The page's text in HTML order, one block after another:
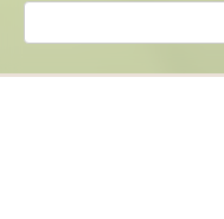
Поиск: